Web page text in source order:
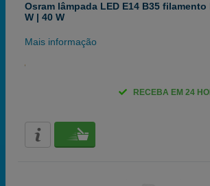
Osram lâmpada LED E14 B35
W | 40 W
Mais informação
RECEBA EM 24